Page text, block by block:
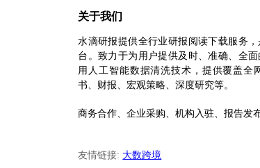
关于我们
水滴研报提供全行业研报阅读下载服务
台。致力于为用户提供及时、准确、全
用人工智能数据清洗技术，提供覆盖全
书、财报、宏观策略、深度研究等。
商务合作、企业采购、机构入驻、报告发
友情链接: 大数跨境